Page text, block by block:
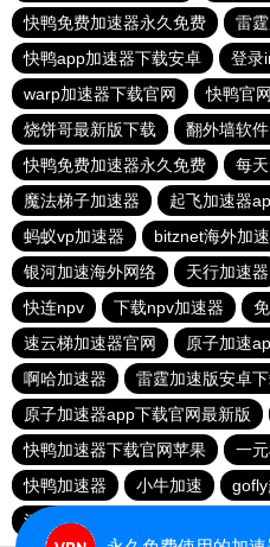
快鸭免费加速器永久免费
雷
快鸭app加速器下载安卓
登录
warp加速器下载官网
快鸭官网
烧饼哥最新版下载
翻外墙软
快鸭免费加速器永久免费
每
魔法梯子加速器
起飞加速器
蚂蚁vp加速器
bitznet海外加
银河加速海外网络
天行加速器
快连npv
下载npv加速器
速云梯加速器官网
原子加速
啊哈加速器
雷霆加速版安卓
原子加速器app下载官网最新版
快鸭加速器下载官网苹果
一
快鸭加速器
小牛加速
河马加速